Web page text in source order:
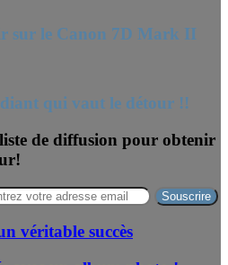
sur le Canon 7D Mark II
qui vaut le détour !!
de diffusion pour obtenir
véritable succès